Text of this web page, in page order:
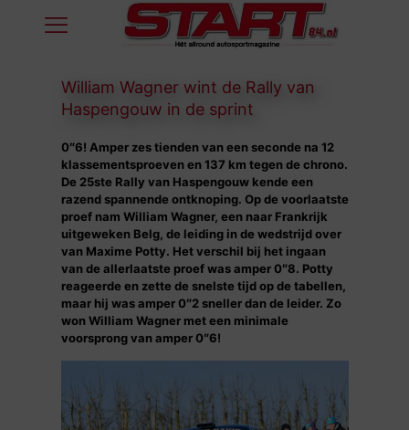
William Wagner wint de Rally van
Haspengouw in de sprint
0″6! Amper zes tienden van een seconde na 12
klassementsproeven en 137 km tegen de chrono.
De 25ste Rally van Haspengouw kende een
razend spannende ontknoping. Op de voorlaatste
proef nam William Wagner, een naar Frankrijk
uitgeweken Belg, de leiding in de wedstrijd over
van Maxime Potty. Het verschil bij het ingaan
van de allerlaatste proef was amper 0″8. Potty
reageerde en zette de snelste tijd op de tabellen,
maar hij was amper 0″2 sneller dan de leider. Zo
won William Wagner met een minimale
voorsprong van amper 0″6!